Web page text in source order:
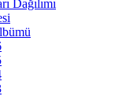
Dağılımı